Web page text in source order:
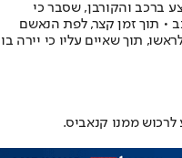
תתבצע ברכב והקורבן, שסבר כי
• תוך זמן קצר, לפת הנאשם
תוך שאיים עליו כי יירה בו
שהגיע לרכוש ממנו קנאביס.